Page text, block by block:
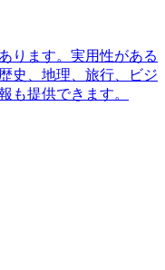
ります。実用性がある
史、地理、旅行、ビジ
も提供できます。